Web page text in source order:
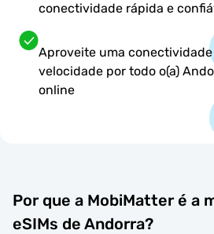
conectividade rápida e
Aproveite uma
velocidade por todo o(a)
online
Por que a MobiMatter é a
eSIMs de Andorra?